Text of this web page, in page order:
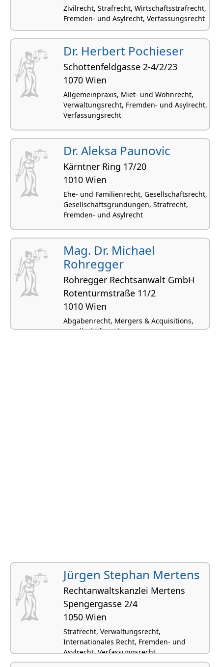
Zivilrecht, Strafrecht, Wirtschaftsstrafrecht,
Fremden- und Asylrecht, Verfassungsrecht
Dr. Herbert Pochieser
Schottenfeldgasse 2-4/2/23
1070 Wien
Allgemeinpraxis, Miet- und Wohnrecht,
Verwaltungsrecht, Fremden- und Asylrecht,
Verfassungsrecht
Dr. Aleksa Paunovic
Kärntner Ring 17/20
1010 Wien
Ehe- und Familienrecht, Gesellschaftsrecht,
Gesellschaftsgründungen, Strafrecht,
Fremden- und Asylrecht
Mag. Dr. Michael
Rohregger
Rohregger Rechtsanwalt GmbH
Rotenturmstraße 11/2
1010 Wien
Abgabenrecht, Mergers & Acquisitions,
Gesellschaftsrecht,
Jürgen Stephan Mertens
Rechtanwaltskanzlei Mertens
Spengergasse 2/4
1050 Wien
Strafrecht, Verwaltungsrecht,
Internationales Recht, Fremden- und
Asylrecht, Verfassungsrecht